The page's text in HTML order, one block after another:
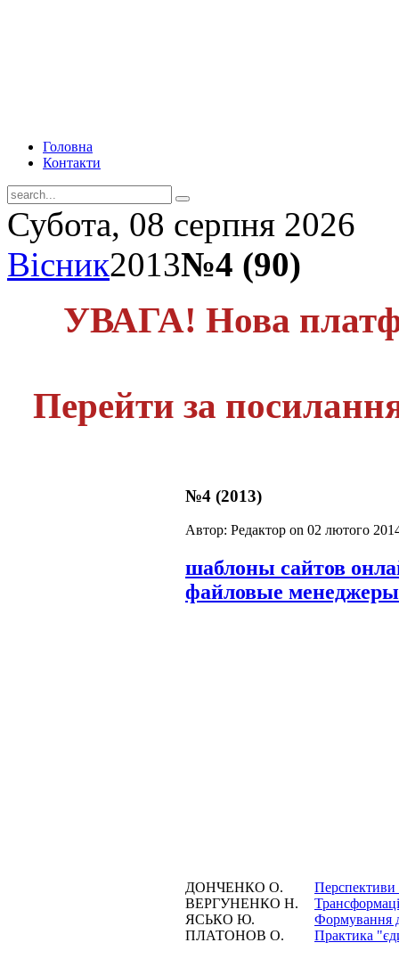
Головна
Контакти
Субота, 08 серпня 2026
Вісник2013№4 (90)
УВАГА! Нова
Перейти за
№4 (2013)
Автор: Редактор on 02 лютого
шаблоны сайтов
файловые
ДОНЧЕНКО О.
Перспективи
ВЕРГУНЕНКО Н.
ЯСЬКО Ю.
Формування
ПЛАТОНОВ О.
Практика